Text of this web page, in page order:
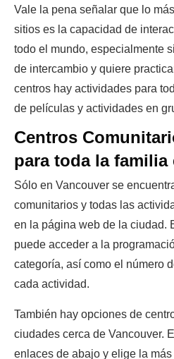
Vale la pena señalar que lo
sitios es la capacidad de
todo el mundo, especialmente
de intercambio y quiere
centros hay actividades para
de películas y actividades en
Centros
para toda la familia
Sólo en Vancouver se
comunitarios y todas las
en la página web de la ciudad.
puede acceder a la
categoría, así como el número
cada actividad.
También hay opciones de
ciudades cerca de Vancouver.
enlaces de abajo y elige la